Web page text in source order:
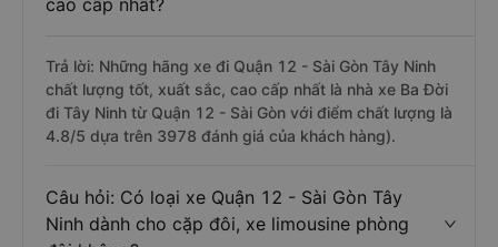
cao cấp nhất?
Trả lời: Những hãng xe đi Quận 12 - Sài Gòn Tây Ninh
chất lượng tốt, xuất sắc, cao cấp nhất là nhà xe Ba Đời
đi Tây Ninh từ Quận 12 - Sài Gòn với điểm chất lượng là
4.8/5 dựa trên 3978 đánh giá của khách hàng).
Câu hỏi: Có loại xe Quận 12 - Sài Gòn Tây
Ninh dành cho cặp đôi, xe limousine phòng